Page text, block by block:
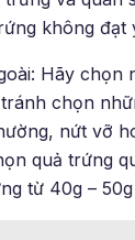
không đạt
Hãy chọn
chọn
nứt vỡ
quả trứng
từ 40g –